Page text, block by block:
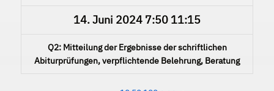
14. Juni 2024 7:50 11:15
Q2: Mitteilung der Ergebnisse der schriftlichen
Abiturprüfungen, verpflichtende Belehrung, Beratung